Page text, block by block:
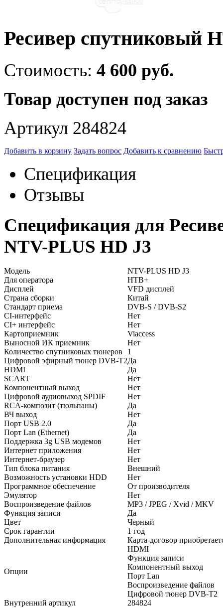
Ресивер спутниковый
Стоимость: 4 600 руб.
Товар доступен под заказ
Артикул 284824
Добавить в корзину Задать вопрос Добавить к сравнению
Спецификация
Отзывы
Спецификация для
NTV-PLUS HD J3
Модель
NTV-PLUS HD J3
Для оператора
НТВ+
Дисплей
VFD дисплей
Страна сборки
Китай
Стандарт приема
DVB-S / DVB-S2
CI-интерфейс
Нет
CI+ интерфейс
Нет
Картоприемник
Viaccess
Выносной ИК приемник
Нет
Количество спутниковых тюнеров
1
Цифровой эфирный тюнер DVB-T2Да
HDMI
Да
SCART
Нет
Компонентный выход
Нет
Цифровой аудиовыход SPDIF
Нет
RCA-композит (тюльпаны)
Да
ВЧ выход
Нет
Порт USB 2.0
Да
Порт Lan (Ethernet)
Да
Поддержка 3g USB модемов
Нет
Интернет приложения
Нет
Интернет-браузер
Нет
Тип блока питания
Внешний
Возможность установки HDD
Нет
Программное обеспечение
От производителя
Эмулятор
Нет
Воспроизведение файлов
MP3 / JPEG / Xvid / MKV
Функция записи
Да
Цвет
Черный
Срок гарантии
1 год
Дополнительная информация
Карта-договор
Опции
HDMI
Функция записи
Компонентный выход
Порт Lan
Воспроизведение файлов
Цифровой тюнер DVB-T2
Внутренний артикул
284824